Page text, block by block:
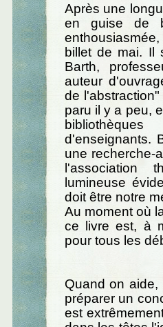
Après une
en guise de
billet de mai. Il
Barth,
auteur
de
paru il y a peu,
d'enseignants.
une recherche-
l'association
lumineuse
doit être notre
Au moment où
ce livre est, à
pour tous les
Quand on
préparer un
est